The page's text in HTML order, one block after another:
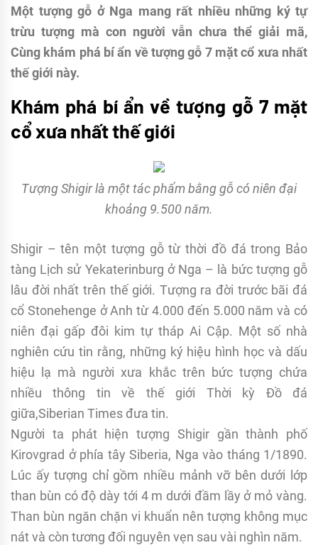
Một tượng gỗ ở Nga mang rất nhiều những ký tự
trừu tượng mà con người vẫn chưa thể giải mã,
Cùng khám phá bí ẩn về tượng gỗ 7 mặt cổ xưa nhất
thế giới này.
Khám phá bí ẩn về tượng gỗ 7 mặt
cổ xưa nhất thế giới
Tượng Shigir là một tác phẩm bằng gỗ có niên đại
khoảng 9.500 năm.
Shigir – tên một tượng gỗ từ thời đồ đá trong Bảo
tàng Lịch sử Yekaterinburg ở Nga – là bức tượng gỗ
lâu đời nhất trên thế giới. Tượng ra đời trước bãi đá
cổ Stonehenge ở Anh từ 4.000 đến 5.000 năm và có
niên đại gấp đôi kim tự tháp Ai Cập. Một số nhà
nghiên cứu tin rằng, những ký hiệu hình học và dấu
hiệu lạ mà người xưa khắc trên bức tượng chứa
nhiều thông tin về thế giới Thời kỳ Đồ đá
giữa,Siberian Times đưa tin.
Người ta phát hiện tượng Shigir gần thành phố
Kirovgrad ở phía tây Siberia, Nga vào tháng 1/1890.
Lúc ấy tượng chỉ gồm nhiều mảnh vỡ bên dưới lớp
than bùn có độ dày tới 4 m dưới đầm lầy ở mỏ vàng.
Than bùn ngăn chặn vi khuẩn nên tượng không mục
nát và còn tương đối nguyên vẹn sau vài nghìn năm.